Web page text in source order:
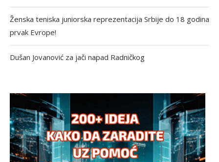
Ženska teniska juniorska reprezentacija Srbije do 18 godina
prvak Evrope!
Dušan Jovanović za jači napad Radničkog